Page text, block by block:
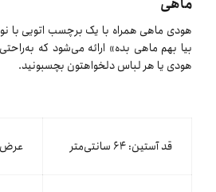
هودی ماهی همراه با یک برچسب اتویی با
بیا بهم ماهی بده» ارائه می‌شود که
هودی یا هر لباس دلخواهتون بچسبونید.
قد آستین: ۶۴ سانتی‌متر عرض